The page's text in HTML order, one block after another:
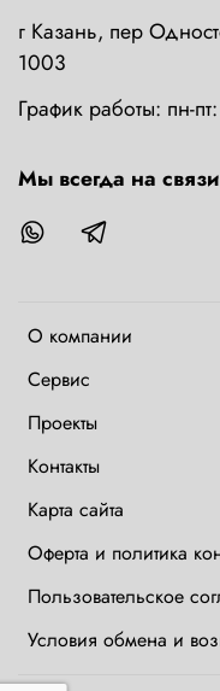
О компании
Сервис
Проекты
Контакты
Карта сайта
Оферта и политика
Пользовательское
Условия обмена и
г Казань, пер
1003
График работы: пн-
Мы всегда на связи